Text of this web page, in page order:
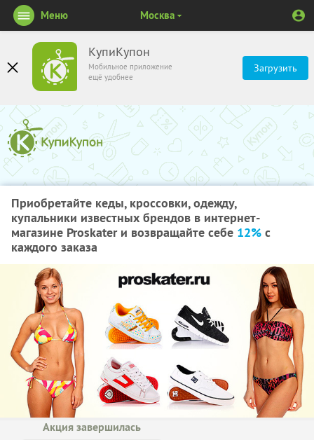
КупиКупон
Мобильное приложение
ещё удобнее
Загрузить
Меню Москва
Приобретайте кеды, кроссовки, одежду,
купальники известных брендов в интернет-
магазине Proskater и возвращайте себе 12% с
каждого заказа
Акция завершилась